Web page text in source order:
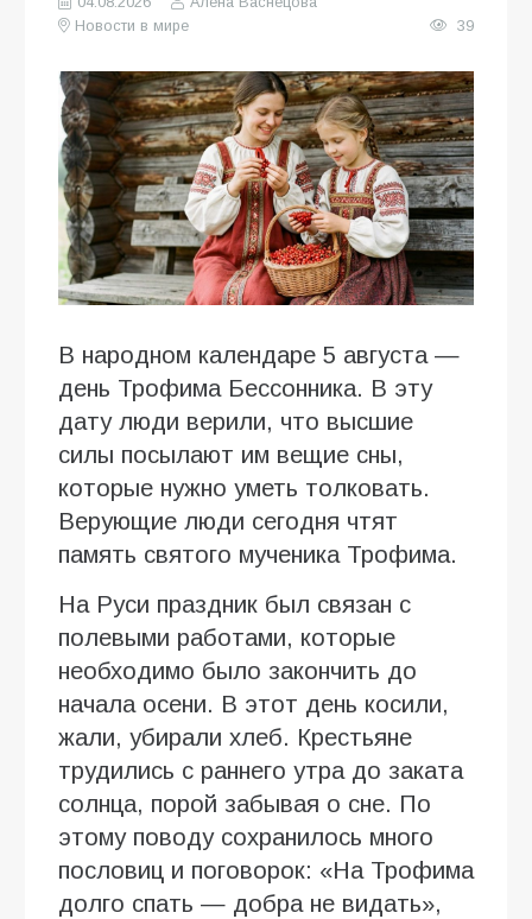
Новости в мире
39
В народном календаре 5 августа —
день Трофима Бессонника. В эту
дату люди верили, что высшие
силы посылают им вещие сны,
которые нужно уметь толковать.
Верующие люди сегодня чтят
память святого мученика Трофима.
На Руси праздник был связан с
полевыми работами, которые
необходимо было закончить до
начала осени. В этот день косили,
жали, убирали хлеб. Крестьяне
трудились с раннего утра до заката
солнца, порой забывая о сне. По
этому поводу сохранилось много
пословиц и поговорок: «На Трофима
долго спать — добра не видать»,